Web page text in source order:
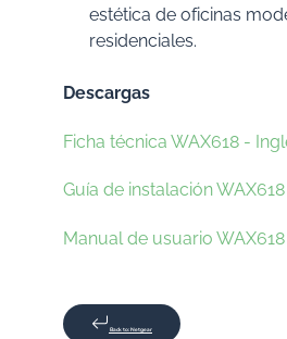
estética de oficinas
residenciales.
Descargas
Ficha técnica WAX618 -
Guía de instalación
Manual de usuario
Back to: Netgear